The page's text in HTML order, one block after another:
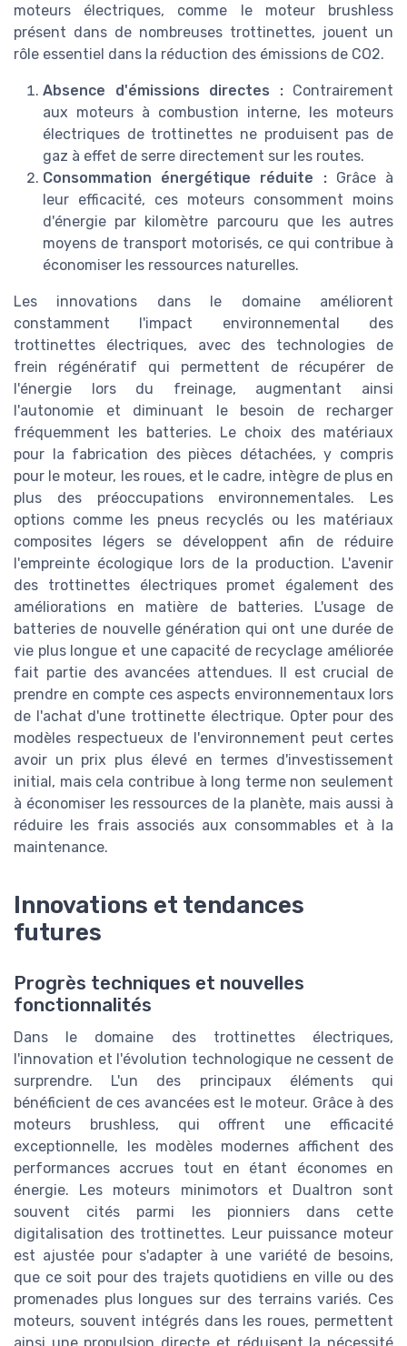
moteurs électriques, comme le moteur brushless
présent dans de nombreuses trottinettes, jouent un
rôle essentiel dans la réduction des émissions de CO2.
Absence d'émissions directes :Contrairement
aux moteurs à combustion interne, les moteurs
électriques de trottinettes ne produisent pas de
gaz à effet de serre directement sur les routes.
Consommation énergétique réduite :Grâce à
leur efficacité, ces moteurs consomment moins
d'énergie par kilomètre parcouru que les autres
moyens de transport motorisés, ce qui contribue à
économiser les ressources naturelles.
Les innovations dans le domaine améliorent
constamment l'impact environnemental des
trottinettes électriques, avec des technologies de
frein régénératif qui permettent de récupérer de
l'énergie lors du freinage, augmentant ainsi
l'autonomie et diminuant le besoin de recharger
fréquemment les batteries. Le choix des matériaux
pour la fabrication des pièces détachées, y compris
pour le moteur, les roues, et le cadre, intègre de plus en
plus des préoccupations environnementales. Les
options comme les pneus recyclés ou les matériaux
composites légers se développent afin de réduire
l'empreinte écologique lors de la production. L'avenir
des trottinettes électriques promet également des
améliorations en matière de batteries. L'usage de
batteries de nouvelle génération qui ont une durée de
vie plus longue et une capacité de recyclage améliorée
fait partie des avancées attendues. Il est crucial de
prendre en compte ces aspects environnementaux lors
de l'achat d'une trottinette électrique. Opter pour des
modèles respectueux de l'environnement peut certes
avoir un prix plus élevé en termes d'investissement
initial, mais cela contribue à long terme non seulement
à économiser les ressources de la planète, mais aussi à
réduire les frais associés aux consommables et à la
maintenance.
Innovations et tendances
futures
Progrès techniques et nouvelles
fonctionnalités
Dans le domaine des trottinettes électriques,
l'innovation et l'évolution technologique ne cessent de
surprendre. L'un des principaux éléments qui
bénéficient de ces avancées est le moteur. Grâce à des
moteurs brushless, qui offrent une efficacité
exceptionnelle, les modèles modernes affichent des
performances accrues tout en étant économes en
énergie. Les moteurs minimotors et Dualtron sont
souvent cités parmi les pionniers dans cette
digitalisation des trottinettes. Leur puissance moteur
est ajustée pour s'adapter à une variété de besoins,
que ce soit pour des trajets quotidiens en ville ou des
promenades plus longues sur des terrains variés. Ces
moteurs, souvent intégrés dans les roues, permettent